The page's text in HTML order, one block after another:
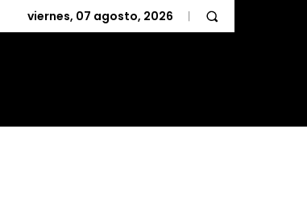
viernes, 07 agosto, 2026